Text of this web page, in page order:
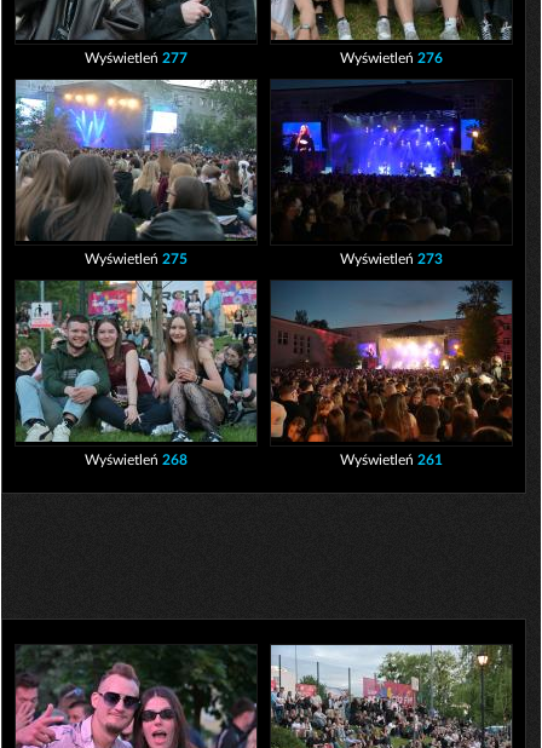
Wyświetleń 277 Wyświetleń 276
Wyświetleń 275 Wyświetleń 273
Wyświetleń 268 Wyświetleń 261